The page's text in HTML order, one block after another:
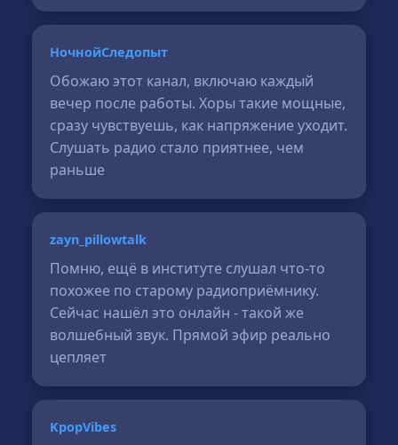
НочнойСледопыт
Обожаю этот канал, включаю каждый
вечер после работы. Хоры такие мощные,
сразу чувствуешь, как напряжение уходит.
Слушать радио стало приятнее, чем
раньше
zayn_pillowtalk
Помню, ещё в институте слушал что-то
похожее по старому радиоприёмнику.
Сейчас нашёл это онлайн - такой же
волшебный звук. Прямой эфир реально
цепляет
KpopVibes